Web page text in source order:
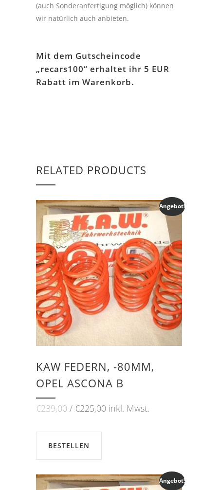
(auch Sonderanfertigung möglich) können
wir natürlich auch anbieten.
Mit dem Gutscheincode
„recars100“ erhaltet ihr 5 EUR
Rabatt im Warenkorb.
RELATED PRODUCTS
Angebot!
KAW FEDERN, -80MM,
OPEL ASCONA B
€239,00Ursprünglicher
€239,00
€225,00Aktueller
inkl. Mwst.
BESTELLEN
Angebot!